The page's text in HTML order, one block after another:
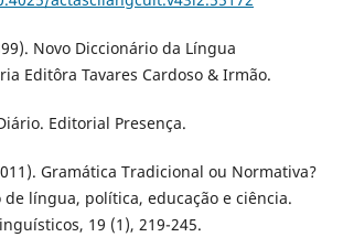
Novo Diccionário da Língua
Editôra Tavares Cardoso & Irmão.
Editorial Presença.
Gramática Tradicional ou Normativa?
língua, política, educação e ciência.
19 (1), 219-245.